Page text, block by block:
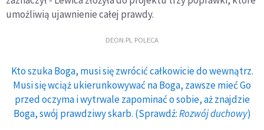
umożliwią ujawnienie całej prawdy.
DEON.PL POLECA
Kto szuka Boga, musi się zwrócić całkowicie do wewnątrz.
Musi się wciąż ukierunkowywać na Boga, zawsze mieć Go
przed oczyma i wytrwale zapominać o sobie, aż znajdzie
Boga, swój prawdziwy skarb. (Sprawdź:Rozwój duchowy)